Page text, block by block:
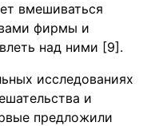
вмешиваться
фирмы и
над ними [9].
исследованиях
и
предложили